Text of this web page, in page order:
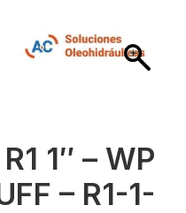
1″ – WP
– R1-1-